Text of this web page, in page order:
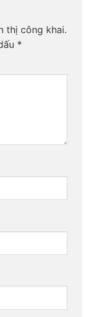
thị công khai.
*